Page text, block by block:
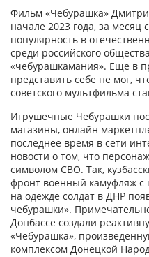
Фильм «Чебурашка»
начале 2023 года, за месяц
популярность в
среди российского
«чебурашкамания». Еще в
представить себе не мог,
советского мультфильма
Игрушечные Чебурашки
магазины, онлайн
последнее время в сети
новости о том, что
символом СВО. Так,
фронт военный камуфляж с
на одежде солдат в ДНР
чебурашки».
Донбассе создали
«Чебурашка»,
комплексом Донецкой